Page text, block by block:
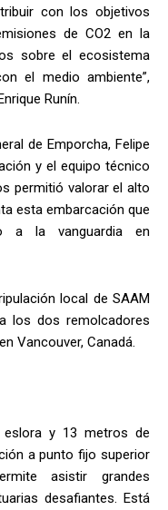
con los objetivos
de CO2 en la
sobre el ecosistema
el medio ambiente”,
Runín.
de Emporcha, Felipe
y el equipo técnico
permitió valorar el alto
esta embarcación que
a la vanguardia en
local de SAAM
los dos remolcadores
Vancouver, Canadá.
eslora y 13 metros de
a punto fijo superior
asistir grandes
desafiantes. Está